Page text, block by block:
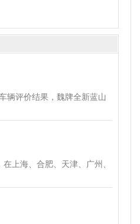
辆评价结果，魏牌全新蓝山
上海、合肥、天津、广州、